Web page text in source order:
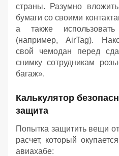
страны. Разумно
бумаги со своими
а также
(например, AirTag).
свой чемодан перед
снимку сотрудникам
багаж».
Калькулятор
защита
Попытка защитить вещи
расчет, который
авиахабе: